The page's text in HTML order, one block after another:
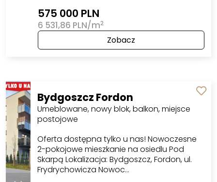
575 000 PLN
6 531,86 PLN/m2
Zobacz
Bydgoszcz Fordon
Umeblowane, nowy blok, balkon, miejsce
postojowe
Oferta dostępna tylko u nas! Nowoczesne
2-pokojowe mieszkanie na osiedlu Pod
Skarpą Lokalizacja: Bydgoszcz, Fordon, ul.
Frydrychowicza Nowoc…